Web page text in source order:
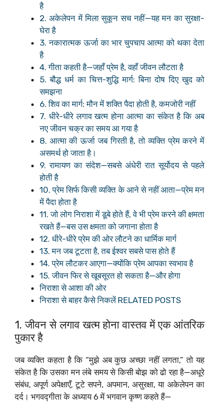
है
2. अकेलेपन में मिला सुकून सच नहीं—यह मन का सुरक्षा-
घेरा है
3. नकारात्मक ऊर्जा का भार चुपचाप आत्मा को थका देता
है
4. गीता कहती है—जहाँ प्रेम है, वहाँ जीवन लौटता है
5. बौद्ध धर्म का चित्त-शुद्धि मार्ग: बिना दोष दिए खुद को
समझना
6. शिव का मार्ग: मौन में शक्ति पैदा होती है, कमजोरी नहीं
7. धीरे-धीरे लगाव खत्म होना आत्मा का संकेत है कि अब
नए जीवन चक्र का समय आ गया है
8. आत्मा की ऊर्जा जब गिरती है, तो व्यक्ति प्रेम करने में
असमर्थ हो जाता है।
9. रामायण का संदेश—सबसे अंधेरी रात सूर्योदय से पहले
होती है
10. प्रेम सिर्फ किसी व्यक्ति के आने से नहीं आता—प्रेम मन
में पैदा होता है
11. जो लोग निराशा में डूबे होते हैं, वे भी प्रेम करने की क्षमता
रखते हैं—बस उस क्षमता को जगाना होता है
12. धीरे-धीरे प्रेम की ओर लौटने का धार्मिक मार्ग
13. मन जब टूटता है, तब ईश्वर सबसे पास होते हैं
14. प्रेम लौटकर आएगा—क्योंकि प्रेम आपका स्वभाव है
15. जीवन फिर से खूबसूरत हो सकता है—और होगा
निराशा से आशा की ओर
निराशा से बाहर कैसे निकलें RELATED POSTS
1. जीवन से लगाव खत्म होना वास्तव में एक आंतरिक
पुकार है
जब व्यक्ति कहता है कि “मुझे अब कुछ अच्छा नहीं लगता,” तो यह
संकेत है कि उसका मन लंबे समय से किसी बोझ को ढो रहा है—अधूरे
संबंध, अपूर्ण अपेक्षाएँ, टूटे सपने, अपमान, असुरक्षा, या अकेलेपन का
दर्द। भगवद्गीता के अध्याय 6 में भगवान कृष्ण कहते हैं—